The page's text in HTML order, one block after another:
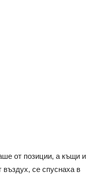
от позиции, а къщи и
въздух, се спуснаха в